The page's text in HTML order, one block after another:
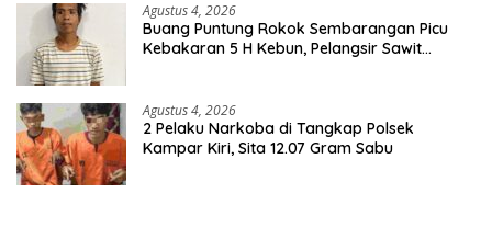
Agustus 4, 2026
Buang Puntung Rokok Sembarangan Picu
Kebakaran 5 H Kebun, Pelangsir Sawit
Agustus 4, 2026
2 Pelaku Narkoba di Tangkap Polsek
Kampar Kiri, Sita 12.07 Gram Sabu